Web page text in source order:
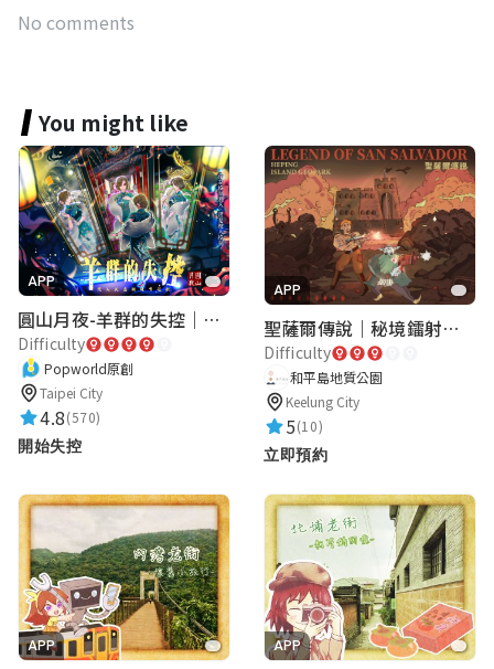
No comments
You might like
APP
圓山月夜-羊群的失控｜圓山飯店 ARG實境解謎遊戲
Difficulty
Popworld原創
Taipei City
4.8(570)
開始失控
APP
聖薩爾傳說｜秘境鐳射激戰
Difficulty
和平島地質公園
Keelung City
5(10)
立即預約
APP APP